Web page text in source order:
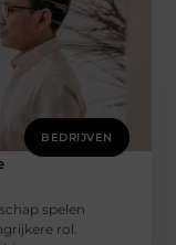
BEDRIJVEN
spelen
rol.